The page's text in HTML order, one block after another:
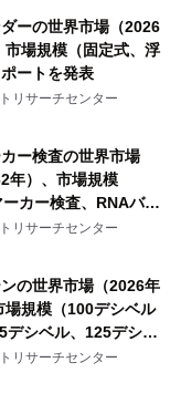
ーの世界市場（2026
場規模（固定式、浮
ートを発表
リサーチセンター
ー検査の世界市場
年）、市場規模
ーカー検査、RNAバイ
タンパク質バイオマ
ベースのバイオマー
トを発表
リサーチセンター
の世界市場（2026年
場規模（100デシベル
デシベル、125デシベ
ポートを発表
リサーチセンター